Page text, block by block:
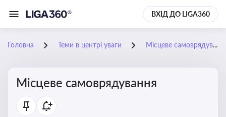
ВХІД ДО LIGA360
Головна Теми в центрі уваги Місцеве самоврядування
Місцеве самоврядування